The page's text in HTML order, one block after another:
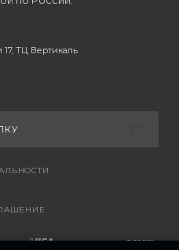
17, ТЦ Вертикаль